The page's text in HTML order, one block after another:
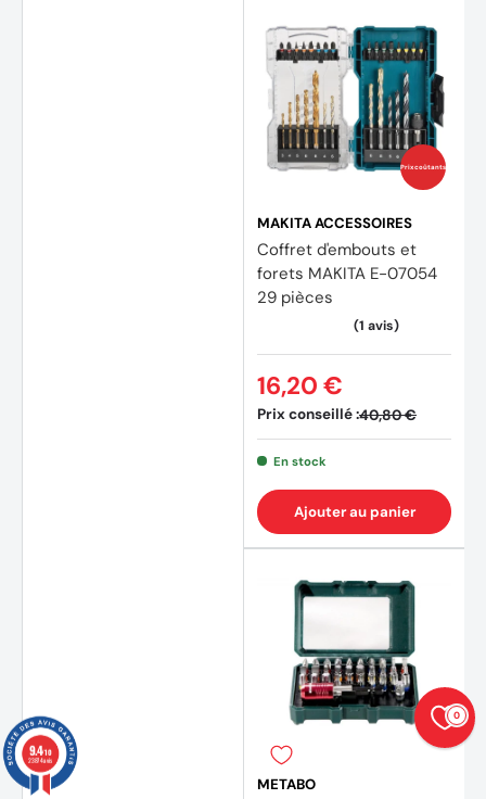
Prix coûtants
MAKITA ACCESSOIRES
Coffret d'embouts et
forets MAKITA E-07054
29 pièces
Prix conseillé :40,80 €
16,20 €
En stock
Ajouter au panier
METABO
0
9.4/10
23874 avis